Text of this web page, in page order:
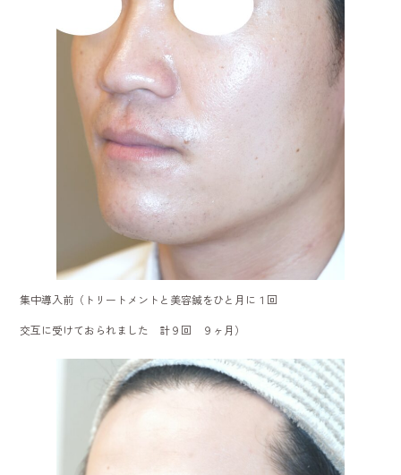
集中導入前（トリートメントと美容鍼をひと月に１回
交互に受けておられました 計９回 ９ヶ月）